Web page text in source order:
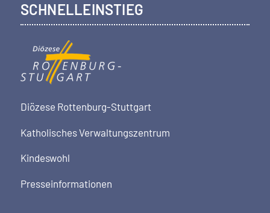
SCHNELLEINSTIEG
Diözese Rottenburg-Stuttgart
Katholisches Verwaltungszentrum
Kindeswohl
Presseinformationen